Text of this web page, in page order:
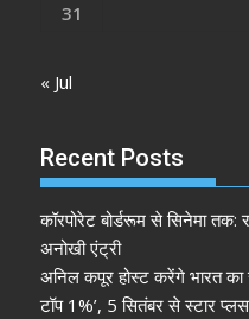
31
« Jul
Recent Posts
कॉरपोरेट बोर्डरूम से सिनेमा तक:
अनोखी एंट्री
अनिल कपूर होस्ट करेंगे भारत का
टॉप 1%’, 5 सितंबर से स्टार प्लस